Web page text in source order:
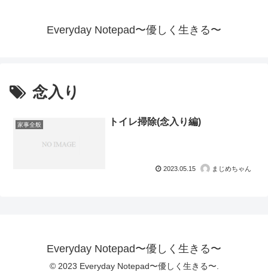
Everyday Notepad〜優しく生きる〜
念入り
家事全般 トイレ掃除(念入り編)
2023.05.15 まじめちゃん
Everyday Notepad〜優しく生きる〜
© 2023 Everyday Notepad〜優しく生きる〜.